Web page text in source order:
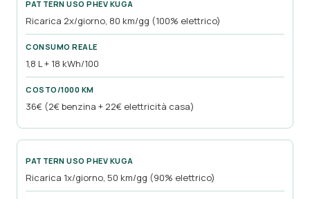
Ricarica 2x/giorno, 80 km/gg (100% elettrico)
1,8 L + 18 kWh/100
36€ (2€ benzina + 22€ elettricità casa)
Ricarica 1x/giorno, 50 km/gg (90% elettrico)